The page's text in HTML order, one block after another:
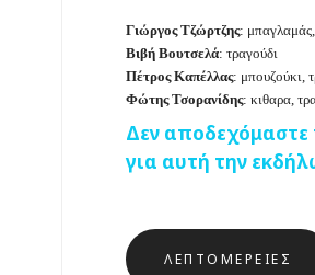
Γιώργος Τζώρτζης:
Βιβή Βουτσελά: τραγούδι
Πέτρος Καπέλλας: μπουζούκι,
Φώτης Τσορανίδης: κιθαρα,
Δεν αποδεχόμαστε
για αυτή την
ΛΕΠΤΟΜΈΡΕΙΕΣ